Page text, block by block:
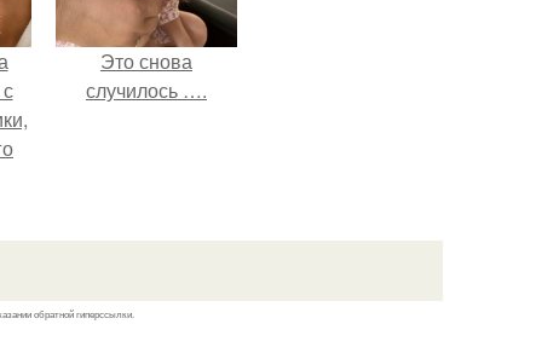
Это снова
случилось ….
обратной гиперссылки.